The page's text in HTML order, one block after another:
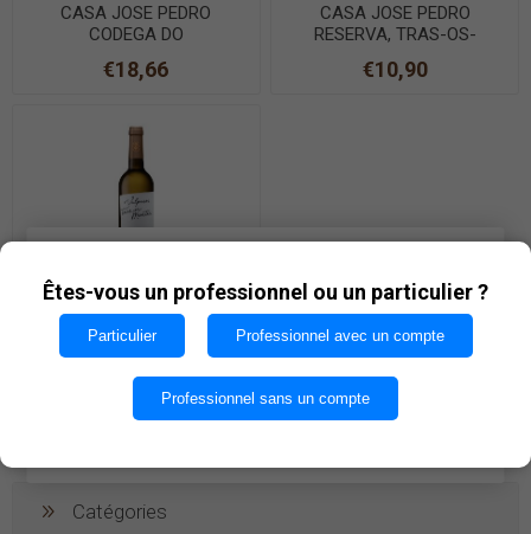
CASA JOSE PEDRO
CODEGA DO
MONTES BLANC 75cl
€18,66
CASA JOSE PEDRO
RESERVA, TRAS-OS-
€10,90
VALPACOS, TRAS-OS-
MONTES BLANC 75cl
€6,68
Catégories
utilisant nos services, vous acceptez notre utilisation
des cookies.
OK
Êtes-vous un professionnel ou un particulier ?
Particulier Professionnel avec un compte
Professionnel sans un compte